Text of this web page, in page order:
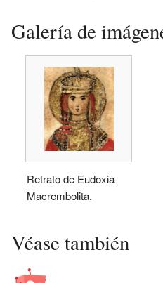
Galería de
Retrato de Eudoxia
Macrembolita.
Véase también